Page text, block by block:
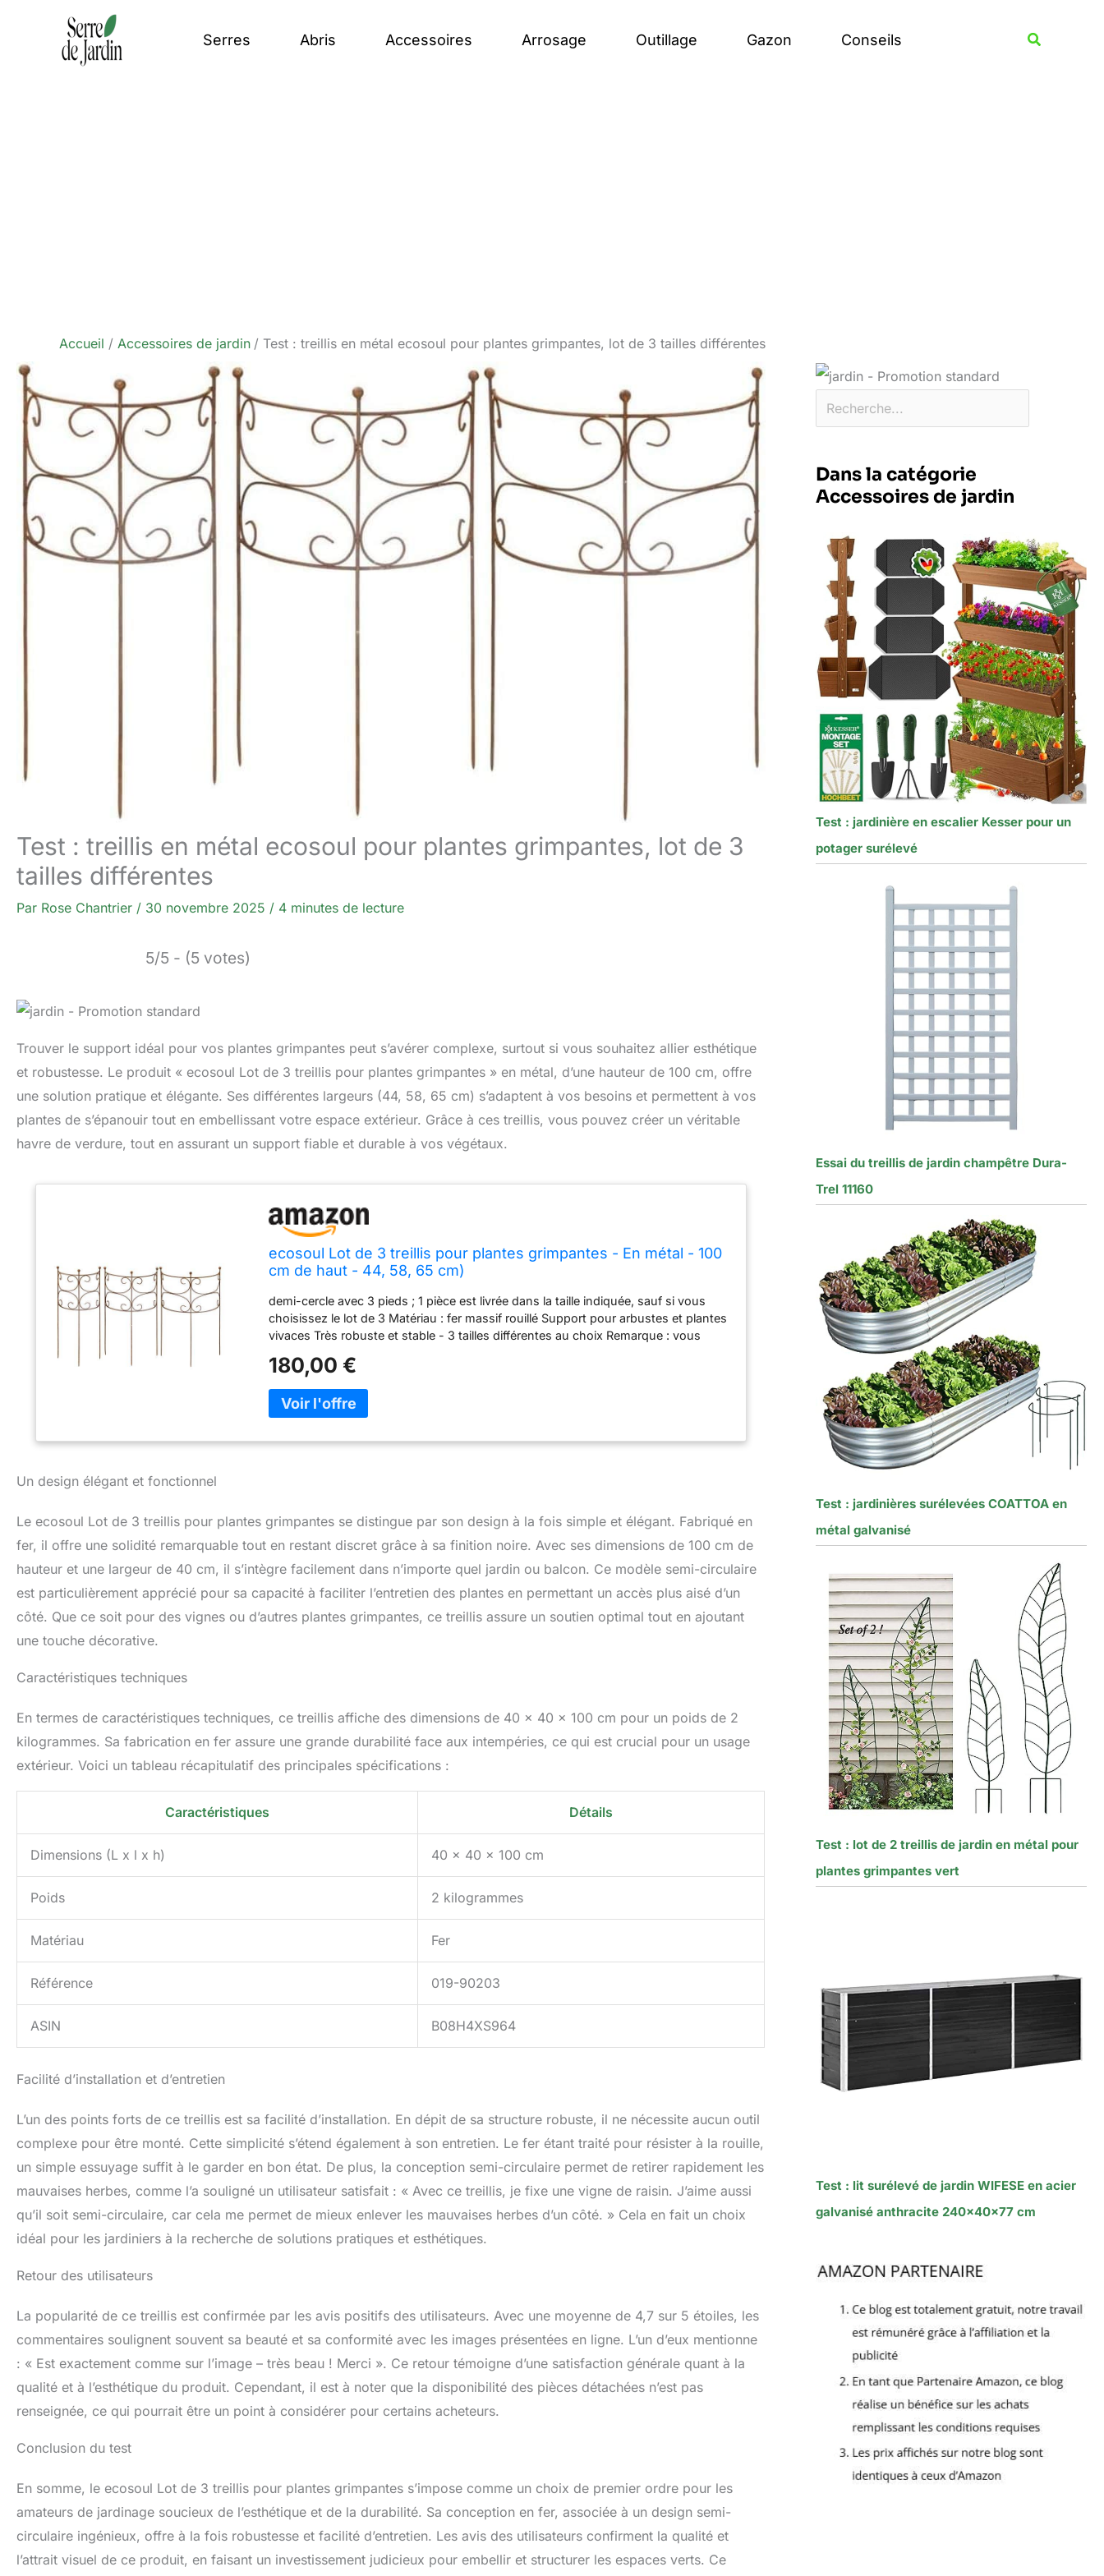
Serres Abris Accessoires Arrosage Outillage Gazon Conseils
Accueil Accessoires de jardin Test : treillis en métal ecosoul pour plantes grimpantes, lot de 3 tailles différentes
Test : treillis en métal ecosoul pour plantes grimpantes, lot de 3
tailles différentes
Par Rose Chantrier / 30 novembre 2025 / 4 minutes de lecture
5/5 - (5 votes)
Trouver le support idéal pour vos plantes grimpantes peut s’avérer complexe, surtout si vous souhaitez allier esthétique
et robustesse. Le produit « ecosoul Lot de 3 treillis pour plantes grimpantes » en métal, d’une hauteur de 100 cm, offre
une solution pratique et élégante. Ses différentes largeurs (44, 58, 65 cm) s’adaptent à vos besoins et permettent à vos
plantes de s’épanouir tout en embellissant votre espace extérieur. Grâce à ces treillis, vous pouvez créer un véritable
havre de verdure, tout en assurant un support fiable et durable à vos végétaux.
ecosoul Lot de 3 treillis pour plantes grimpantes - En métal - 100
cm de haut - 44, 58, 65 cm)
demi-cercle avec 3 pieds ; 1 pièce est livrée dans la taille indiquée, sauf si vous
choisissez le lot de 3 Matériau : fer massif rouillé Support pour arbustes et plantes
vivaces Très robuste et stable - 3 tailles différentes au choix Remarque : vous
Amazon. Le lien vers le magasin se trouve sous le titre du produit. 3
180,00 €
Un design élégant et fonctionnel
Le ecosoul Lot de 3 treillis pour plantes grimpantes se distingue par son design à la fois simple et élégant. Fabriqué en
fer, il offre une solidité remarquable tout en restant discret grâce à sa finition noire. Avec ses dimensions de 100 cm de
hauteur et une largeur de 40 cm, il s’intègre facilement dans n’importe quel jardin ou balcon. Ce modèle semi-circulaire
est particulièrement apprécié pour sa capacité à faciliter l’entretien des plantes en permettant un accès plus aisé d’un
côté. Que ce soit pour des vignes ou d’autres plantes grimpantes, ce treillis assure un soutien optimal tout en ajoutant
une touche décorative.
Caractéristiques techniques
En termes de caractéristiques techniques, ce treillis affiche des dimensions de 40 x 40 x 100 cm pour un poids de 2
kilogrammes. Sa fabrication en fer assure une grande durabilité face aux intempéries, ce qui est crucial pour un usage
extérieur. Voici un tableau récapitulatif des principales spécifications :
Caractéristiques Détails
Dimensions (L x l x h) 40 x 40 x 100 cm
Poids 2 kilogrammes
Matériau Fer
Référence 019-90203
ASIN B08H4XS964
Facilité d’installation et d’entretien
L’un des points forts de ce treillis est sa facilité d’installation. En dépit de sa structure robuste, il ne nécessite aucun outil
complexe pour être monté. Cette simplicité s’étend également à son entretien. Le fer étant traité pour résister à la rouille,
un simple essuyage suffit à le garder en bon état. De plus, la conception semi-circulaire permet de retirer rapidement les
mauvaises herbes, comme l’a souligné un utilisateur satisfait : « Avec ce treillis, je fixe une vigne de raisin. J’aime aussi
qu’il soit semi-circulaire, car cela me permet de mieux enlever les mauvaises herbes d’un côté. » Cela en fait un choix
idéal pour les jardiniers à la recherche de solutions pratiques et esthétiques.
Retour des utilisateurs
La popularité de ce treillis est confirmée par les avis positifs des utilisateurs. Avec une moyenne de 4,7 sur 5 étoiles, les
commentaires soulignent souvent sa beauté et sa conformité avec les images présentées en ligne. L’un d’eux mentionne
: « Est exactement comme sur l’image – très beau ! Merci ». Ce retour témoigne d’une satisfaction générale quant à la
qualité et à l’esthétique du produit. Cependant, il est à noter que la disponibilité des pièces détachées n’est pas
renseignée, ce qui pourrait être un point à considérer pour certains acheteurs.
Conclusion du test
En somme, le ecosoul Lot de 3 treillis pour plantes grimpantes s’impose comme un choix de premier ordre pour les
amateurs de jardinage soucieux de l’esthétique et de la durabilité. Sa conception en fer, associée à un design semi-
circulaire ingénieux, offre à la fois robustesse et facilité d’entretien. Les avis des utilisateurs confirment la qualité et
l’attrait visuel de ce produit, en faisant un investissement judicieux pour embellir et structurer les espaces verts. Ce
Dans la catégorie
Accessoires de jardin
Test : jardinière en escalier Kesser pour un
potager surélevé
Essai du treillis de jardin champêtre Dura-
Trel 11160
Test : jardinières surélevées COATTOA en
métal galvanisé
Test : lot de 2 treillis de jardin en métal pour
plantes grimpantes vert
Test : lit surélevé de jardin WIFESE en acier
galvanisé anthracite 240x40x77 cm